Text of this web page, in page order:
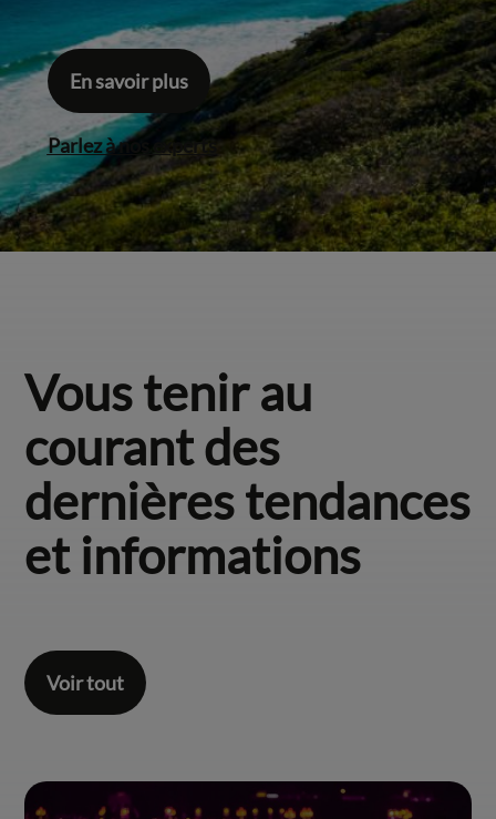
En savoir plus
Parlez à nos experts
Vous tenir au
courant des
dernières tendances
et informations
Voir tout